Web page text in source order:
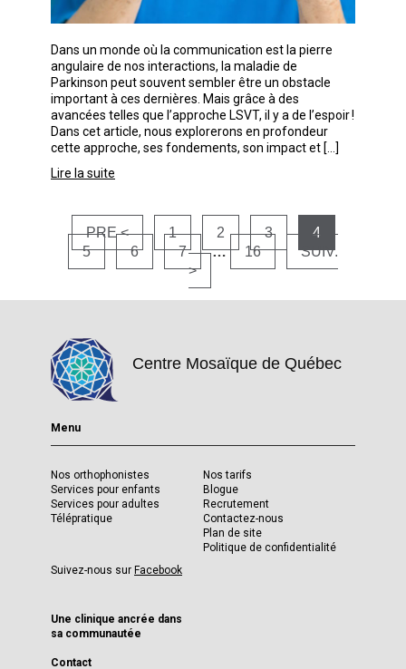
Dans un monde où la communication est la pierre
angulaire de nos interactions, la maladie de
Parkinson peut souvent sembler être un obstacle
important à ces dernières. Mais grâce à des
avancées telles que l’approche LSVT, il y a de l’espoir !
Dans cet article, nous explorerons en profondeur
cette approche, ses fondements, son impact et […]
Lire la suite
Pagination
des
publications
PRE < 1 2 3
4
5
6 7 … 16
SUIV.
>
Centre Mosaïque de Québec
Menu
Nos orthophonistes
Services pour enfants
Services pour adultes
Télépratique
Nos tarifs
Blogue
Recrutement
Contactez-nous
Plan de site
Politique de confidentialité
Suivez-nous sur Facebook
Une clinique ancrée dans
sa communautée
Contact